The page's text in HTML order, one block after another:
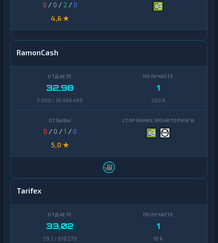
0 / 0 / 2 /0
4,6 ★
RamonCash
32,98
5 000 / 16 490 499
1
500 K
0 / 0 /1 /0
5,0 ★
Tarifex
33,02
59,1 / 618 279
1
18 K